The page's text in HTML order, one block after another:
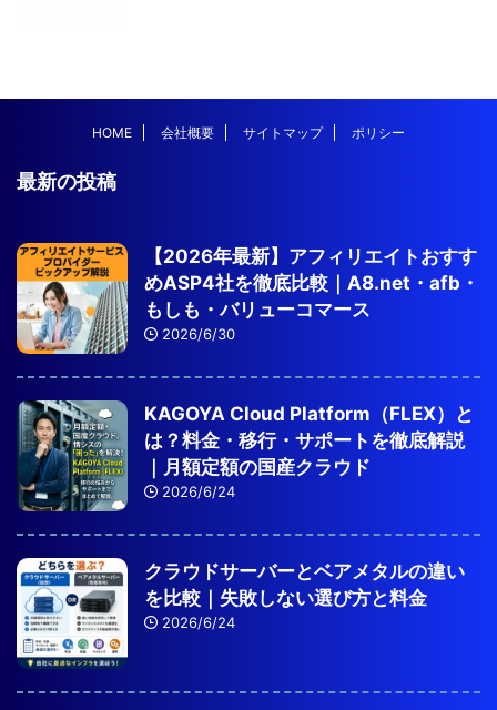
HOME 会社概要 サイトマップ ポリシー
最新の投稿
【2026年最新】アフィリエイトおすす
めASP4社を徹底比較｜A8.net・afb・
もしも・バリューコマース
2026/6/30
KAGOYA Cloud Platform（FLEX）と
は？料金・移行・サポートを徹底解説
｜月額定額の国産クラウド
2026/6/24
クラウドサーバーとベアメタルの違い
を比較｜失敗しない選び方と料金
2026/6/24